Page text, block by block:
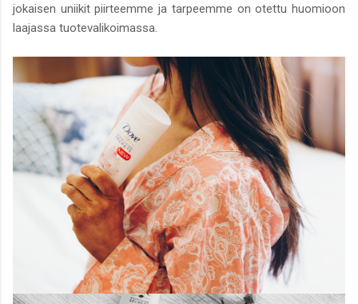
jokaisen uniikit piirteemme ja tarpeemme on otettu huomioon
laajassa tuotevalikoimassa.